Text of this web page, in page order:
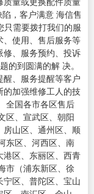
，客户满意 海信售
只需要拨打我们的服
使用、售后服务等
、服务预约、投诉
的到圆满的解 决。
、服务提醒等客户
的加强维修工人的技
全国各市各区售后
区、宣武区、朝阳
房山区、通州区、顺
东区、河西区、南
区、东丽区、西青
市（浦东新区、徐
区、普陀区、宝山